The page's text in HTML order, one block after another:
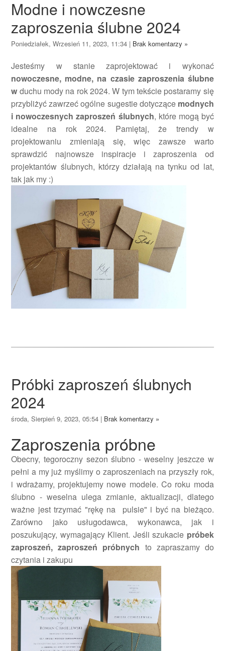
Modne i nowczesne
zaproszenia ślubne 2024
Poniedziałek, Wrzesień 11, 2023, 11:34 | Brak komentarzy »
Jesteśmy w stanie zaprojektować i wykonać
nowoczesne, modne, na czasie zaproszenia ślubne
w duchu mody na rok 2024. W tym tekście postaramy się
przybliżyć zawrzeć ogólne sugestie dotyczące modnych
i nowoczesnych zaproszeń ślubnych, które mogą być
idealne na rok 2024. Pamiętaj, że trendy w
projektowaniu zmieniają się, więc zawsze warto
sprawdzić najnowsze inspiracje i zaproszenia od
projektantów ślubnych, którzy działają na tynku od lat,
tak jak my :)
Próbki zaproszeń ślubnych
2024
środa, Sierpień 9, 2023, 05:54 | Brak komentarzy »
Zaproszenia próbne
Obecny, tegoroczny sezon ślubno - weselny jeszcze w
pełni a my już myślimy o zaproszeniach na przyszły rok,
i wdrażamy, projektujemy nowe modele. Co roku moda
ślubno - weselna ulega zmianie, aktualizacji, dlatego
ważne jest trzymać "rękę na pulsie" i być na bieżąco.
Zarówno jako usługodawca, wykonawca, jak i
poszukujący, wymagający Klient. Jeśli szukacie próbek
zaproszeń, zaproszeń próbnych to zapraszamy do
czytania i zakupu